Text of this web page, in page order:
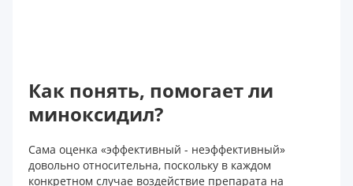
Как понять, помогает ли
миноксидил?
Сама оценка «эффективный - неэффективный»
довольно относительна, поскольку в каждом
конкретном случае воздействие препарата на